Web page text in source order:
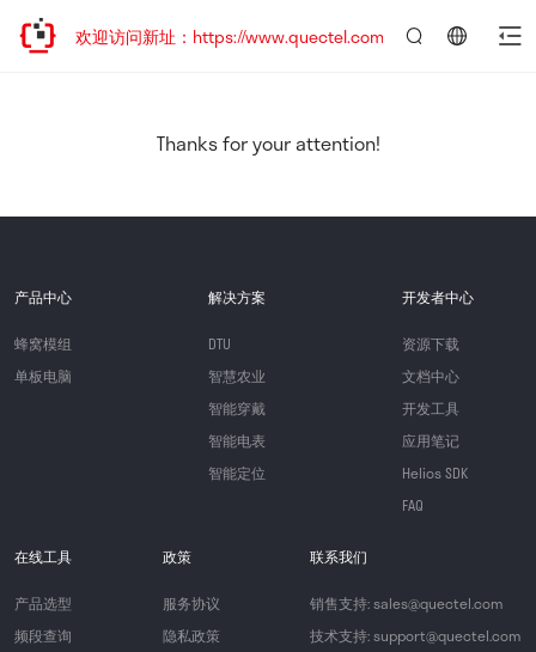
迁移，欢迎访问新址：https://www.quectel.com.cn
Thanks for your attention!
产品中心
蜂窝模组
单板电脑
解决方案
DTU
智慧农业
智能穿戴
智能电表
智能定位
开发者中心
资源下载
文档中心
开发工具
应用笔记
Helios SDK
FAQ
在线工具
产品选型
频段查询
政策
服务协议
隐私政策
联系我们
销售支持: sales@quectel.com
技术支持: support@quectel.com